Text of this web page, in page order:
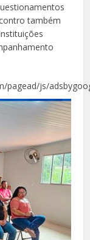
também
pagead/js/